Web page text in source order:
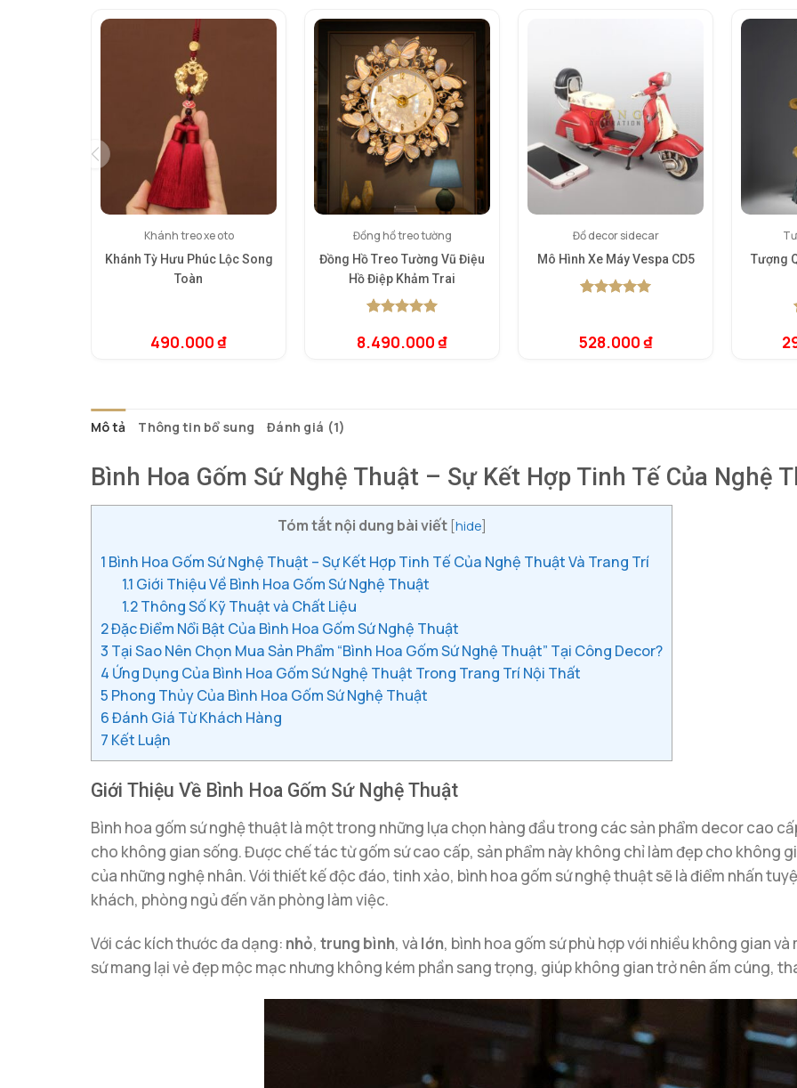
Khánh treo xe oto
Khánh Tỳ Hưu Phúc Lộc Song
Toàn
490.000₫
Đồng hồ treo tường
Đồng Hồ Treo Tường Vũ Điệu
Hồ Điệp Khảm Trai
dựa trên
8.490.000₫
Đồ decor sidecar
Mô Hình Xe Máy Vespa CD5
đánh giá
528.000₫
Tượng
Mô tả Thông tin bổ sung Đánh giá (1)
Bình Hoa Gốm Sứ Nghệ Thuật – Sự Kết Hợp Tinh Tế Của Nghệ
Tóm tắt nội dung bài viết hide]
1 Bình Hoa Gốm Sứ Nghệ Thuật – Sự Kết Hợp Tinh Tế Của Nghệ Thuật Và Trang Trí
1.1 Giới Thiệu Về Bình Hoa Gốm Sứ Nghệ Thuật
1.2Thông Số Kỹ Thuật và Chất Liệu
2Đặc Điểm Nổi Bật Của Bình Hoa Gốm Sứ Nghệ Thuật
3 Tại Sao Nên Chọn Mua Sản Phẩm “Bình Hoa Gốm Sứ Nghệ Thuật” Tại Công Decor?
4 Ứng Dụng Của Bình Hoa Gốm Sứ Nghệ Thuật Trong Trang Trí Nội Thất
5 Phong Thủy Của Bình Hoa Gốm Sứ Nghệ Thuật
6Đánh Giá Từ Khách Hàng
7 Kết Luận
Giới Thiệu Về Bình Hoa Gốm Sứ Nghệ Thuật
Bình hoa gốm sứ nghệ thuật là một trong những lựa chọn hàng đầu trong các sản phẩm decor cao
cho không gian sống. Được chế tác từ gốm sứ cao cấp, sản phẩm này không chỉ làm đẹp cho không
của những nghệ nhân. Với thiết kế độc đáo, tinh xảo, bình hoa gốm sứ nghệ thuật sẽ là điểm nhấn
khách, phòng ngủ đến văn phòng làm việc.
Với các kích thước đa dạng: nhỏ, trung bình, và lớn, bình hoa gốm sứ phù hợp với nhiều không gian
sứ mang lại vẻ đẹp mộc mạc nhưng không kém phần sang trọng, giúp không gian trở nên ấm cúng,